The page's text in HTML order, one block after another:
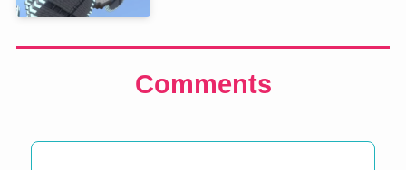
Comments